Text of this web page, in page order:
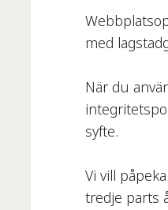
med
När du
syfte.
Vi vill
tredje parts